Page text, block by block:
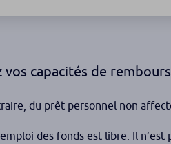
capacités de
du prêt personnel non
des fonds est libre. Il